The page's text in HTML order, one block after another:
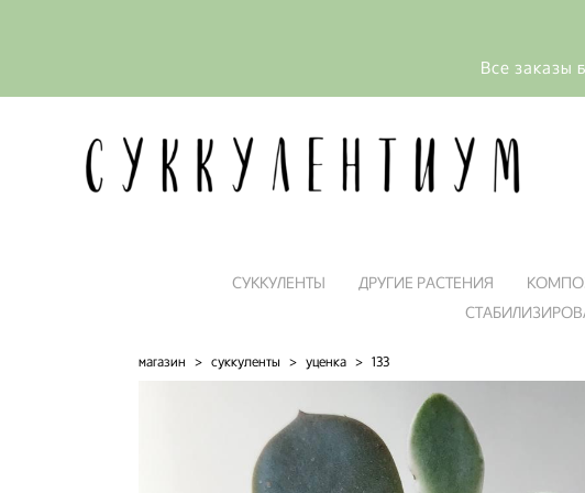
Все заказы
СУККУЛЕНТЫ ДРУГИЕ РАСТЕНИЯ
магазин > суккуленты > уценка > 133